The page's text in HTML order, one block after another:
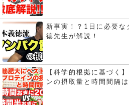
新事実！？1日に必要な
徳先生が解説！
【科学的根拠に基づく
ンの摂取量と時間間隔は